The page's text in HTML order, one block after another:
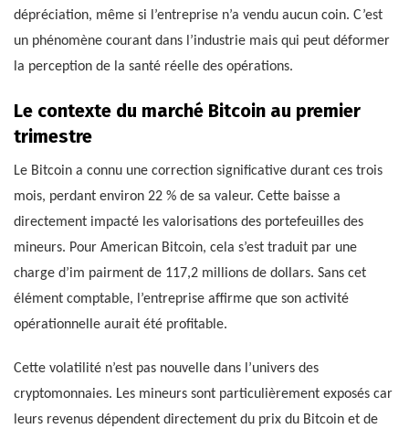
dépréciation, même si l’entreprise n’a vendu aucun coin. C’est
un phénomène courant dans l’industrie mais qui peut déformer
la perception de la santé réelle des opérations.
Le contexte du marché Bitcoin au premier
trimestre
Le Bitcoin a connu une correction significative durant ces trois
mois, perdant environ 22 % de sa valeur. Cette baisse a
directement impacté les valorisations des portefeuilles des
mineurs. Pour American Bitcoin, cela s’est traduit par une
charge d’im pairment de 117,2 millions de dollars. Sans cet
élément comptable, l’entreprise affirme que son activité
opérationnelle aurait été profitable.
Cette volatilité n’est pas nouvelle dans l’univers des
cryptomonnaies. Les mineurs sont particulièrement exposés car
leurs revenus dépendent directement du prix du Bitcoin et de